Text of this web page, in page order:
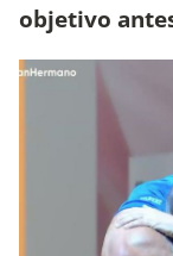
objetivo